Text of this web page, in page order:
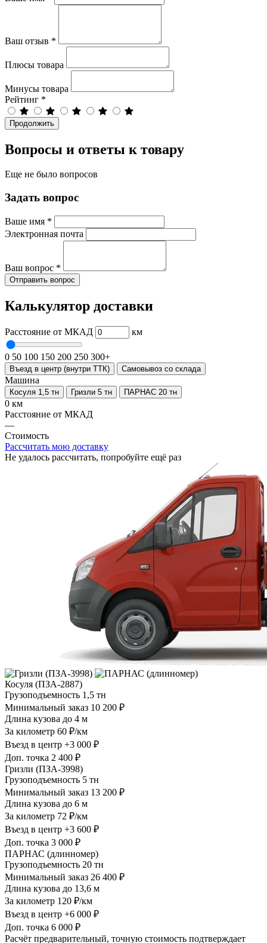
Ваш отзыв *
Плюсы товара
Минусы товара
Рейтинг *
Продолжить
Вопросы и ответы к товару
Еще не было вопросов
Задать вопрос
Ваше имя *
Электронная почта
Ваш вопрос *
Отправить вопрос
Калькулятор доставки
Расстояние от МКАД км
0 50 100 150 200 250 300+
Въезд в центр (внутри ТТК) Самовывоз со склада
Машина
Косуля 1,5 тн Гризли 5 тн ПАРНАС 20 тн
0 км
Расстояние от МКАД
—
Стоимость
Рассчитать мою доставку
Не удалось рассчитать, попробуйте ещё раз
Косуля (ПЗА-2887)
Грузоподъемность 1,5 тн
Минимальный заказ 10 200 ₽
Длина кузова до 4 м
За километр 60 ₽/км
Въезд в центр +3 000 ₽
Доп. точка 2 400 ₽
Гризли (ПЗА-3998)
Грузоподъемность 5 тн
Минимальный заказ 13 200 ₽
Длина кузова до 6 м
За километр 72 ₽/км
Въезд в центр +3 600 ₽
Доп. точка 3 000 ₽
ПАРНАС (длинномер)
Грузоподъемность 20 тн
Минимальный заказ 26 400 ₽
Длина кузова до 13,6 м
За километр 120 ₽/км
Въезд в центр +6 000 ₽
Доп. точка 6 000 ₽
Расчёт предварительный, точную стоимость подтверждает